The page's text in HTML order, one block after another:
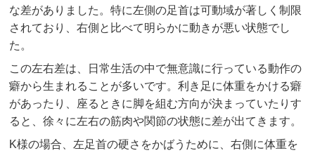
な差がありました。特に左側の足首は可動域が著しく制限
されており、右側と比べて明らかに動きが悪い状態でし
た。
この左右差は、日常生活の中で無意識に行っている動作の
癖から生まれることが多いです。利き足に体重をかける癖
があったり、座るときに脚を組む方向が決まっていたりす
ると、徐々に左右の筋肉や関節の状態に差が出てきます。
K様の場合、左足首の硬さをかばうために、右側に体重を